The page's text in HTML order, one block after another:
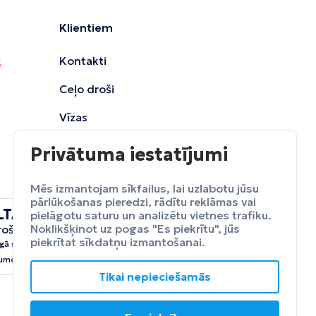
Klientiem
Kontakti
Ceļo droši
Vīzas
ceļojumu
sevi no neparedzētiem
Apdrošināt
Privātuma iestatījumi
Mēs izmantojam sīkfailus, lai uzlabotu jūsu
pārlūkošanas pieredzi, rādītu reklāmas vai
pielāgotu saturu un analizētu vietnes trafiku.
Noklikšķinot uz pogas "Es piekrītu", jūs
piekrītat sīkdatņu izmantošanai.
Tikai nepieciešamās